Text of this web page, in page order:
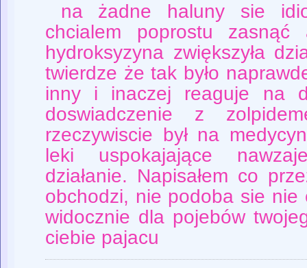
na żadne haluny sie
chcialem poprostu
hydroksyzyna zwiększyła
twierdze że tak było
inny i inaczej reaguje na
doswiadczenie z
rzeczywiscie był na
leki uspokajające
działanie. Napisałem co
obchodzi, nie podoba sie nie
widocznie dla pojebów
ciebie pajacu